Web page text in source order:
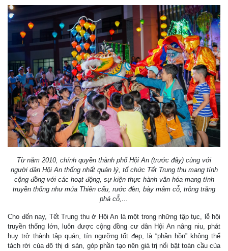
Từ năm 2010, chính quyền thành phố Hội An (trước đây) cùng với
người dân Hội An thống nhất quản lý, tổ chức Tết Trung thu mang tính
cộng đồng với các hoạt động, sự kiện thực hành văn hóa mang tính
truyền thống như múa Thiên cẩu, rước đèn, bày mâm cỗ, trông trăng
phá cỗ,…
Cho đến nay, Tết Trung thu ở Hội An là một trong những tập tục, lễ hội
truyền thống lớn, luôn được cộng đồng cư dân Hội An nâng niu, phát
huy trở thành tập quán, tín ngưỡng tốt đẹp, là “phần hồn” không thể
tách rời của đô thị di sản, góp phần tạo nên giá trị nổi bật toàn cầu của